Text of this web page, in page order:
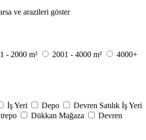
ve arazileri göster
- 2000 m² 2001 - 4000 m²
4000+
İş Yeri Depo
Devren Satılık İş Yeri
Dükkan Mağaza
Devren